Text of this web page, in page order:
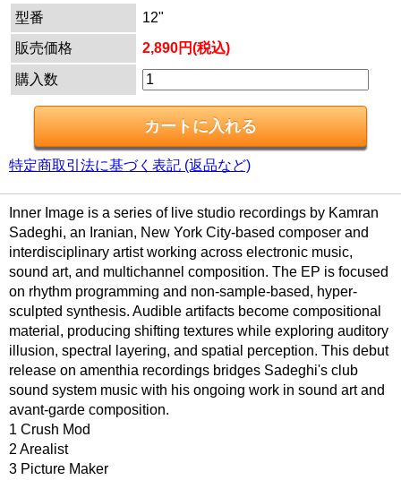
型番
12"
販売価格
2,890円(税込)
購入数
特定商取引法に基づく表記 (返品など)
Inner Image is a series of live studio recordings by Kamran
Sadeghi, an Iranian, New York City-based composer and
interdisciplinary artist working across electronic music,
sound art, and multichannel composition. The EP is focused
on rhythm programming and non-sample-based, hyper-
sculpted synthesis. Audible artifacts become compositional
material, producing shifting textures while exploring auditory
illusion, spectral layering, and spatial perception. This debut
release on amenthia recordings bridges Sadeghi's club
sound system music with his ongoing work in sound art and
avant-garde composition.
1 Crush Mod
2 Arealist
3 Picture Maker